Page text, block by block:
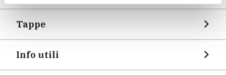
Tappe
Info utili